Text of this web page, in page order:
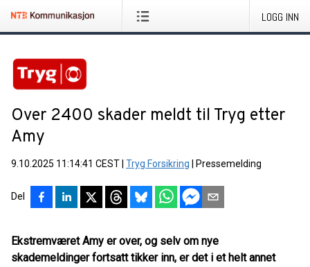
LOGG INN
Over 2400 skader meldt til Tryg etter
Amy
9.10.2025 11:14:41 CEST Tryg Forsikring Pressemelding
Del
Ekstremværet Amy er over, og selv om nye
skademeldinger fortsatt tikker inn, er det i et helt annet